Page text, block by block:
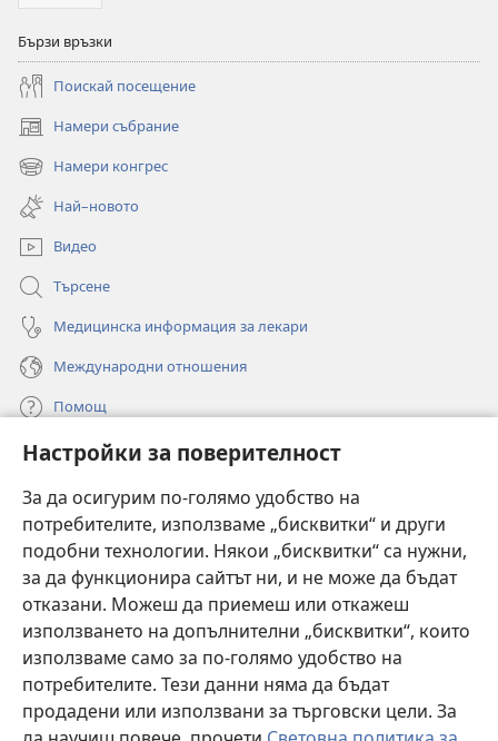
Настройки за поверителност
За да осигурим по-голямо удобство на
потребителите, използваме „бисквитки“ и други
подобни технологии. Някои „бисквитки“ са нужни,
за да функционира сайтът ни, и не може да бъдат
отказани. Можеш да приемеш или откажеш
използването на допълнителни „бисквитки“, които
използваме само за по-голямо удобство на
потребителите. Тези данни няма да бъдат
продадени или използвани за търговски цели. За
Бързи връзки
Поискай посещение
Намери събрание
(отваря
нов
прозорец)
Намери конгрес
(отваря
нов
прозорец)
Най–новото
Видео
Търсене
Медицинска информация за лекари
Международни отношения
Помощ
Дарения
нов
прозорец)ОНЛАЙН БИБЛИОТЕКА „Стражева кула“
(отваря
нов
прозорец)
JW Hub
(отваря
нов
прозорец)JW Library
Watchtower Library ®